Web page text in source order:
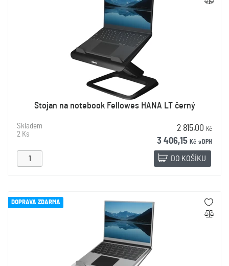
Stojan na notebook Fellowes HANA LT černý
Skladem
2 Ks
2 815,00 Kč
3 406,15 Kč s DPH
DO KOŠÍKU
DOPRAVA ZDARMA